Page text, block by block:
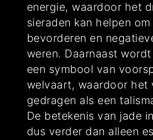
energie, waardoor het
sieraden kan helpen
bevorderen en
weren. Daarnaast
een symbool van
welvaart, waardoor het
gedragen als een
De betekenis van jade
dus verder dan alleen